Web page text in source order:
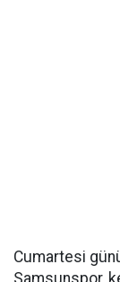
Cumartesi
Samsunspor,